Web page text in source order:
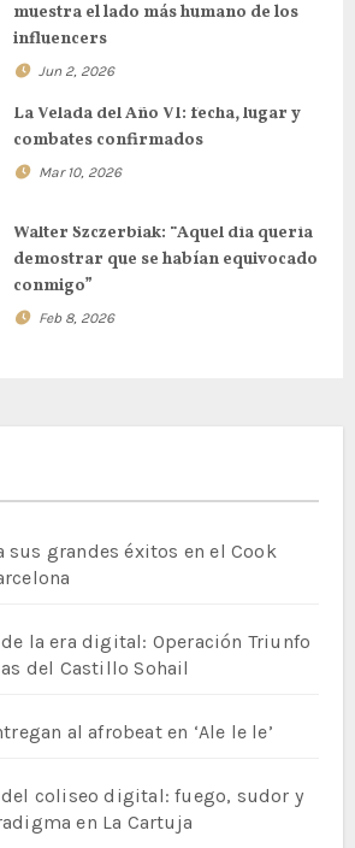
muestra el lado más humano de los
influencers
Jun 2, 2026
La Velada del Año VI: fecha, lugar y
combates confirmados
Mar 10, 2026
Walter Szczerbiak: “Aquel día quería
demostrar que se habían equivocado
conmigo”
Feb 8, 2026
sus grandes éxitos en el Cook
la era digital: Operación Triunfo
del Castillo Sohail
al afrobeat en ‘Ale le le’
del coliseo digital: fuego, sudor y
en La Cartuja